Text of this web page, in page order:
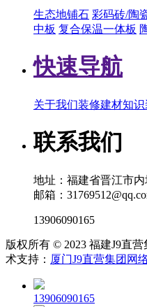
生态地铺石 彩码砖/陶
中板 复合保温一体板
快速导航
关于我们装修建材知识
联系我们
地址：福建省晋江市
邮箱：
13906090165
版权所有 © 2023 福建J9直
术支持： 厦门J9直营集团网
13906090165